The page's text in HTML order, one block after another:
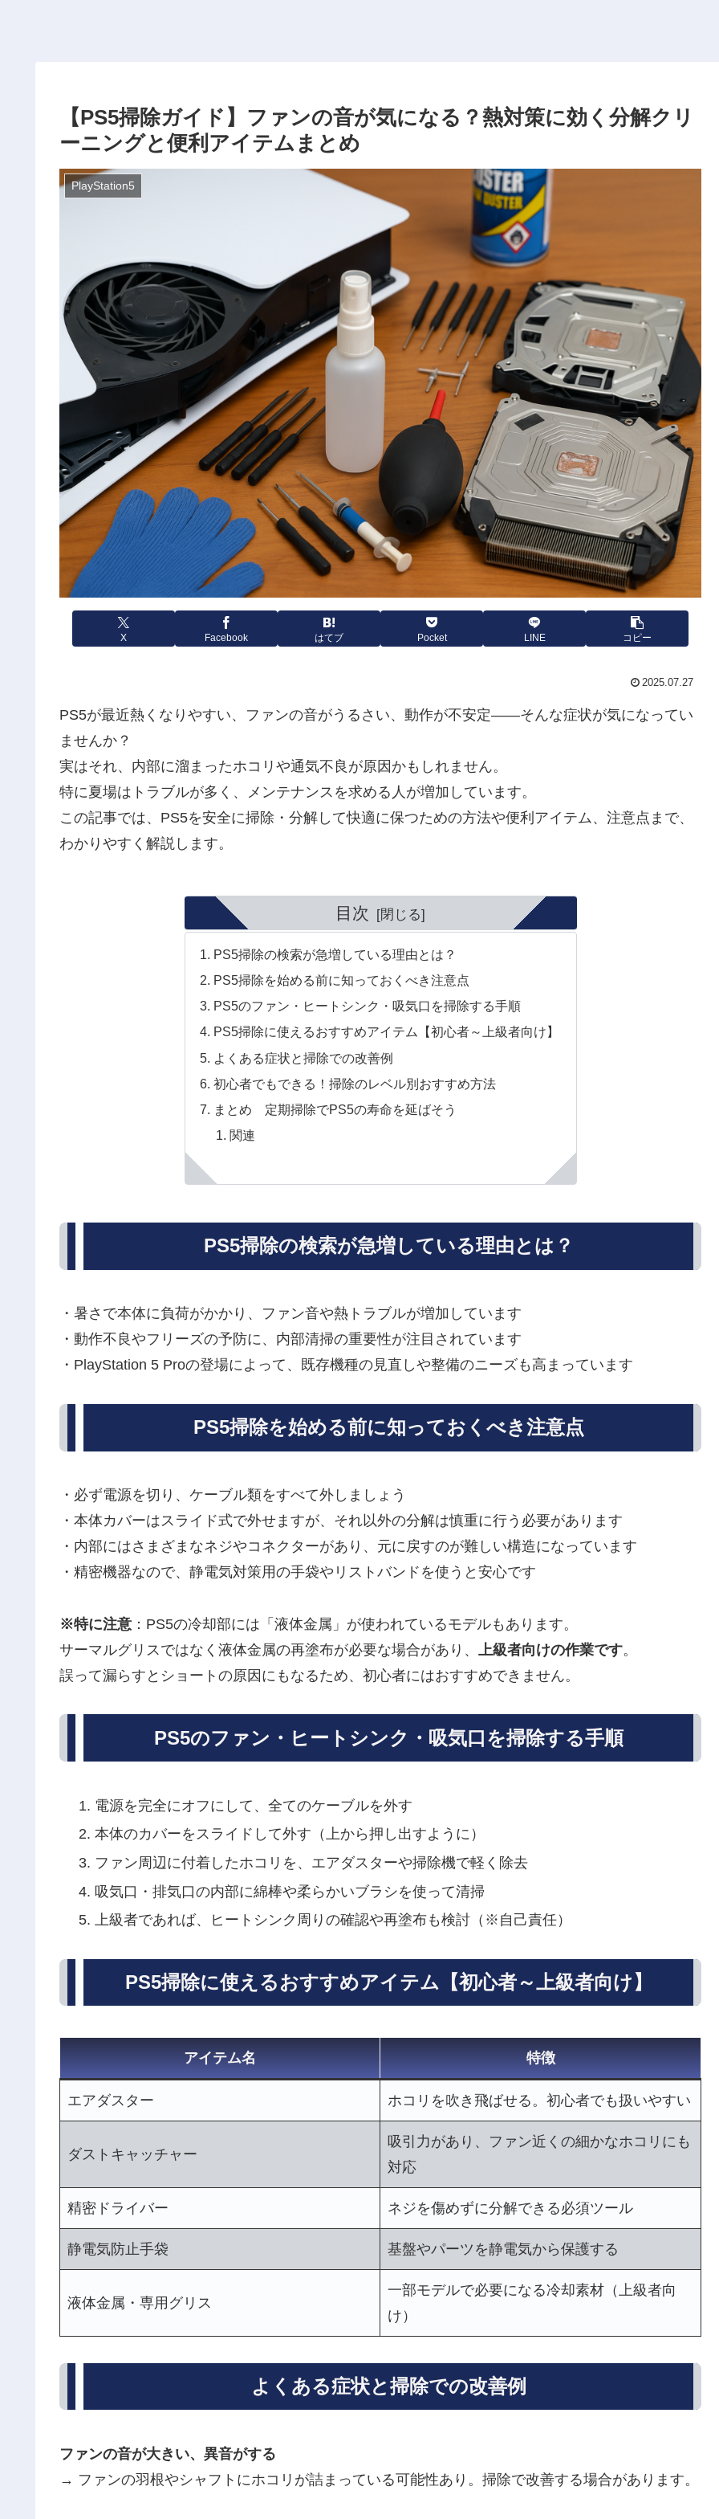
【PS5掃除ガイド】ファンの音が気になる？熱対策に効く分解クリ
ーニングと便利アイテムまとめ
PlayStation5
X Facebook はてブ Pocket LINE コピー
2025.07.27
PS5が最近熱くなりやすい、ファンの音がうるさい、動作が不安定――そんな症状が気になってい
ませんか？
実はそれ、内部に溜まったホコリや通気不良が原因かもしれません。
特に夏場はトラブルが多く、メンテナンスを求める人が増加しています。
この記事では、PS5を安全に掃除・分解して快適に保つための方法や便利アイテム、注意点まで、
わかりやすく解説します。
目次
PS5掃除の検索が急増している理由とは？
PS5掃除を始める前に知っておくべき注意点
PS5のファン・ヒートシンク・吸気口を掃除する手順
PS5掃除に使えるおすすめアイテム【初心者～上級者向け】
よくある症状と掃除での改善例
初心者でもできる！掃除のレベル別おすすめ方法
まとめ 定期掃除でPS5の寿命を延ばそう
関連
PS5掃除の検索が急増している理由とは？
・暑さで本体に負荷がかかり、ファン音や熱トラブルが増加しています
・動作不良やフリーズの予防に、内部清掃の重要性が注目されています
・PlayStation 5 Proの登場によって、既存機種の見直しや整備のニーズも高まっています
PS5掃除を始める前に知っておくべき注意点
・必ず電源を切り、ケーブル類をすべて外しましょう
・本体カバーはスライド式で外せますが、それ以外の分解は慎重に行う必要があります
・内部にはさまざまなネジやコネクターがあり、元に戻すのが難しい構造になっています
・精密機器なので、静電気対策用の手袋やリストバンドを使うと安心です
※特に注意 ：PS5の冷却部には「液体金属」が使われているモデルもあります。
サーマルグリスではなく液体金属の再塗布が必要な場合があり、
上級者向けの作業です。
誤って漏らすとショートの原因にもなるため、初心者にはおすすめできません。
PS5のファン・ヒートシンク・吸気口を掃除する手順
電源を完全にオフにして、全てのケーブルを外す
本体のカバーをスライドして外す（上から押し出すように）
ファン周辺に付着したホコリを、エアダスターや掃除機で軽く除去
吸気口・排気口の内部に綿棒や柔らかいブラシを使って清掃
上級者であれば、ヒートシンク周りの確認や再塗布も検討（※自己責任）
PS5掃除に使えるおすすめアイテム【初心者～上級者向け】
アイテム名 特徴
エアダスター ホコリを吹き飛ばせる。初心者でも扱いやすい
ダストキャッチャー
吸引力があり、ファン近くの細かなホコリにも
対応
精密ドライバー ネジを傷めずに分解できる必須ツール
静電気防止手袋 基盤やパーツを静電気から保護する
液体金属・専用グリス
一部モデルで必要になる冷却素材（上級者向
け）
よくある症状と掃除での改善例
ファンの音が大きい、異音がする
→ ファンの羽根やシャフトにホコリが詰まっている可能性あり。掃除で改善する場合があります。